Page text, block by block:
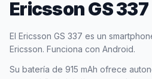
ERICSSON
Ericsson GS 337
El Ericsson GS 337 es un
Ericsson. Funciona con Android.
Su batería de 915 mAh ofrece